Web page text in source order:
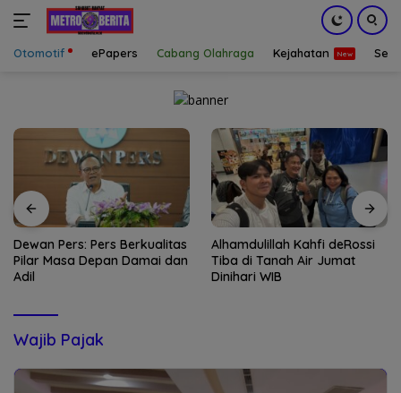
Otomotif ePapers Cabang Olahraga Kejahatan
Dewan Pers: Pers Berkualitas
Pilar Masa Depan Damai dan
Adil
Alhamdulillah Kahfi deRossi
Tiba di Tanah Air Jumat
Dinihari WIB
Wajib Pajak